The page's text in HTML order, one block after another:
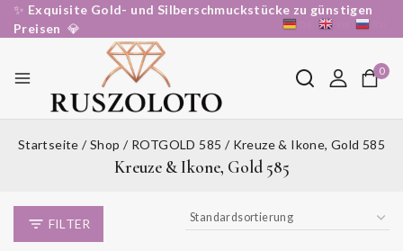
Zum
Inhalt
✨ Exquisite Gold- und Silberschmuckstücke zu günstigen
Preisen 💎
0
Startseite / Shop / ROTGOLD 585 / Kreuze & Ikone, Gold 585
Kreuze & Ikone, Gold 585
FILTER